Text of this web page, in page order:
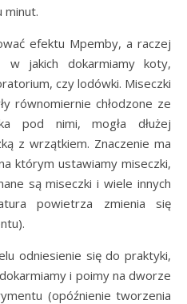
minut.
efektu Mpemby, a raczej
w jakich dokarmiamy koty,
czy lodówki. Miseczki
równomiernie chłodzone ze
pod nimi, mogła dłużej
z wrzątkiem. Znaczenie ma
którym ustawiamy miseczki,
są miseczki i wiele innych
powietrza zmienia się
odniesienie się do praktyki,
i poimy na dworze
(opóźnienie tworzenia